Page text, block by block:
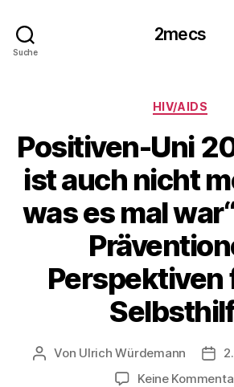
Suche
2mecs
HIV/AIDS
Positiven-Uni
ist auch nicht
was es mal
Perspektiven
Beitragsautor
Von Ulrich Würdemann
Keine